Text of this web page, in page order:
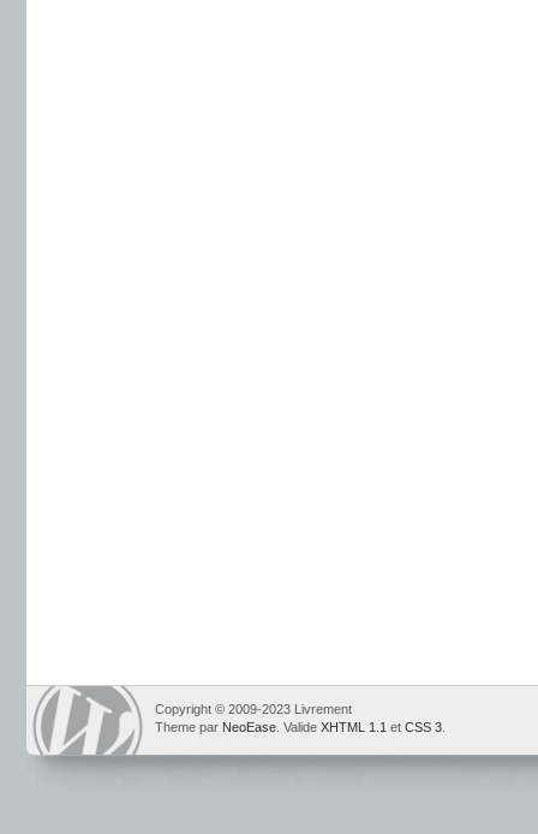
Copyright © 2009-2023 Livrement
Theme par NeoEase . Valide XHTML 1.1 et CSS 3